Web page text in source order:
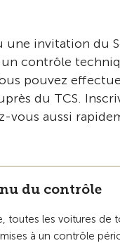
une invitation du
contrôle
pouvez
du TCS.
vous aussi
du contrôle
toutes les voitures de
à un contrôle